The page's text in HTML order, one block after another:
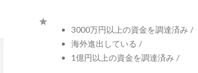
3000万円以上の資金を調達済み /
海外進出している /
1億円以上の資金を調達済み /